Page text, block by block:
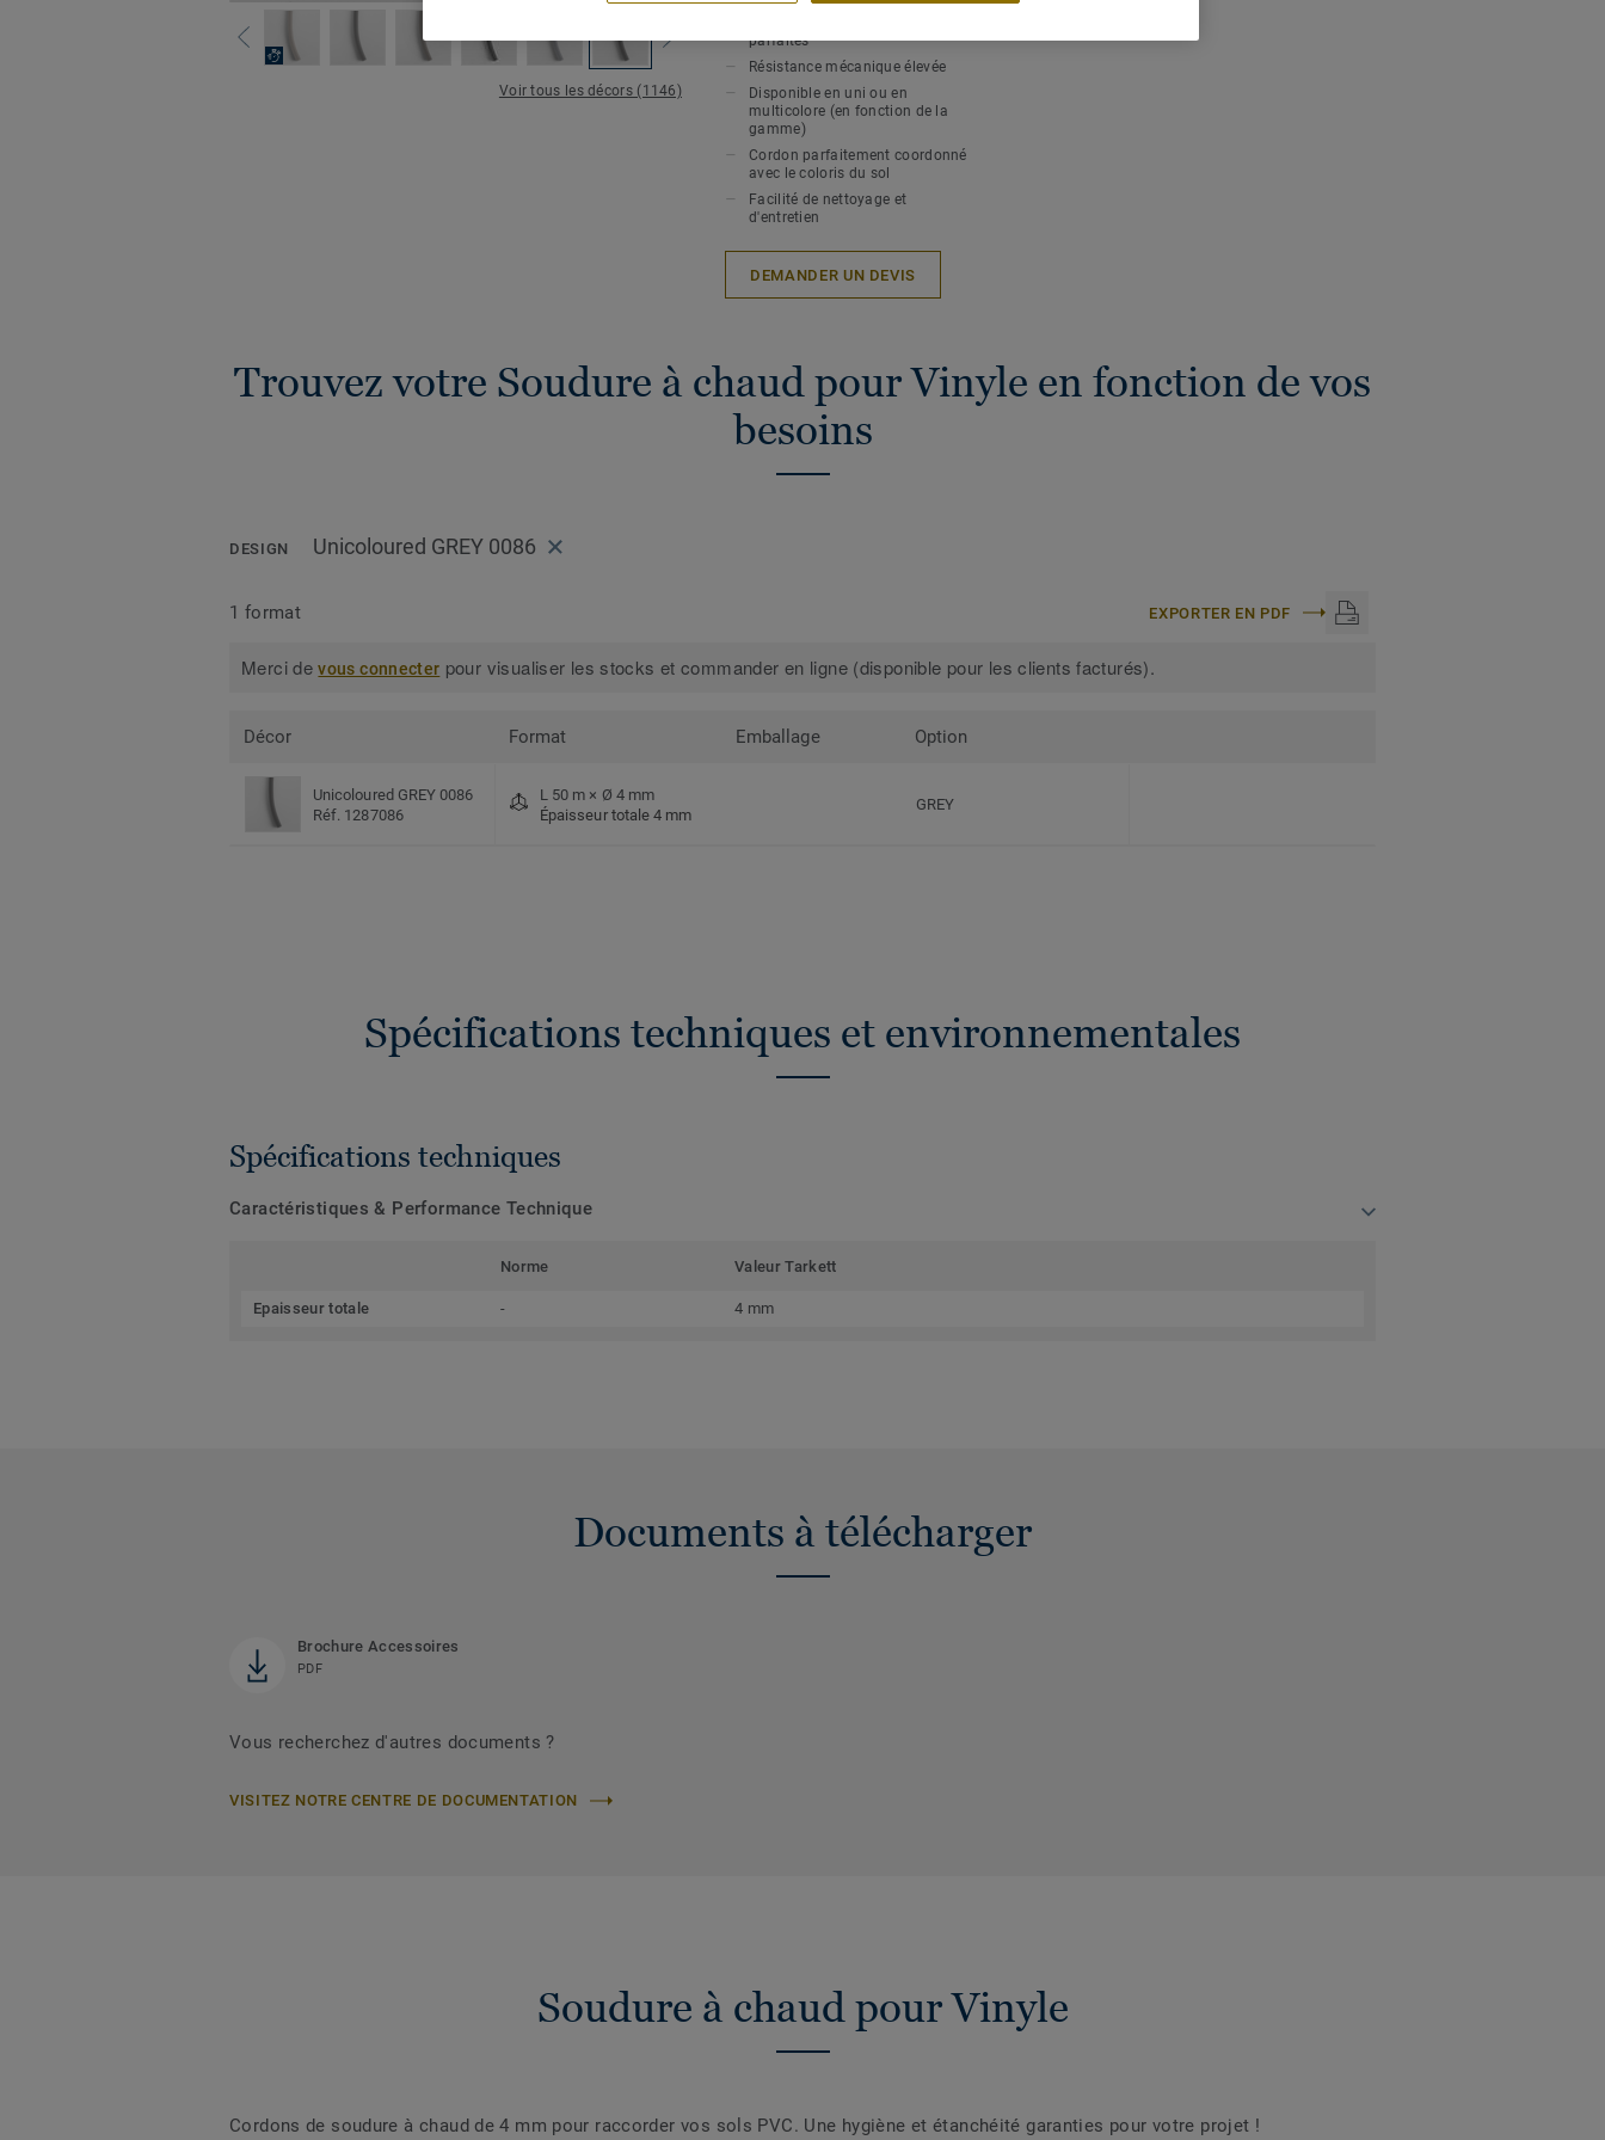
Voir tous les décors (1146)
Soudure à chaud pour une
parfaites
Résistance mécanique élevée
Disponible en uni ou en
multicolore (en fonction de la
gamme)
Cordon parfaitement coordonné
avec le coloris du sol
Facilité de nettoyage et
d'entretien
DEMANDER UN DEVIS
Trouvez votre Soudure à chaud pour Vinyle en fonction de vos
besoins
DESIGN Unicoloured GREY 0086
1 format EXPORTER EN PDF
Merci devous connecter pour visualiser les stocks et commander en ligne (disponible pour les clients facturés).
Décor Format Emballage Option
Unicoloured GREY 0086
Réf. 1287086
L 50 m × Ø 4 mm
Épaisseur totale 4 mm
GREY
Spécifications techniques et environnementales
Spécifications techniques
Caractéristiques & Performance Technique
Norme Valeur Tarkett
Epaisseur totale - 4 mm
Documents à télécharger
Brochure Accessoires
PDF
Vous recherchez d'autres documents ?
VISITEZ NOTRE CENTRE DE DOCUMENTATION
Soudure à chaud pour Vinyle
Cordons de soudure à chaud de 4 mm pour raccorder vos sols PVC. Une hygiène et étanchéité garanties pour votre projet !